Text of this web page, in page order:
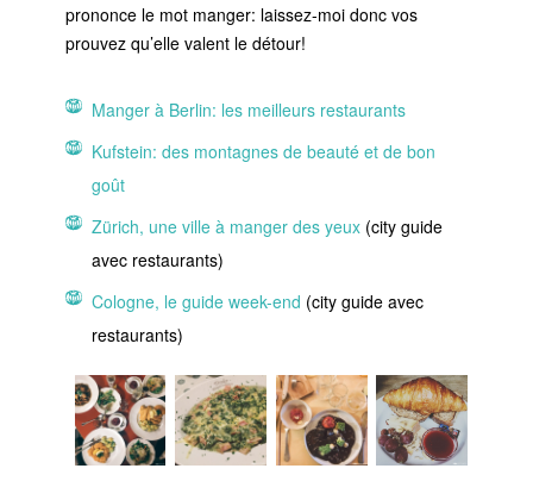
prononce le mot manger: laissez-moi donc vos
prouvez qu’elle valent le détour!
Manger à Berlin: les meilleurs restaurants
Kufstein: des montagnes de beauté et de bon
goût
Zürich, une ville à manger des yeux(city guide
avec restaurants)
Cologne, le guide week-end (city guide avec
restaurants)